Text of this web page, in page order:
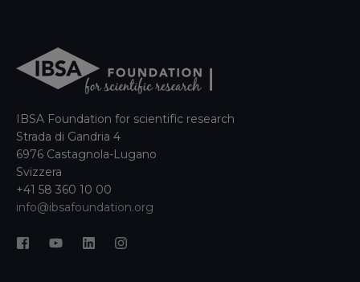
IBSA Foundation for scientific research
Strada di Gandria 4
6976 Castagnola-Lugano
Svizzera
+41 58 360 10 00
info@ibsafoundation.org